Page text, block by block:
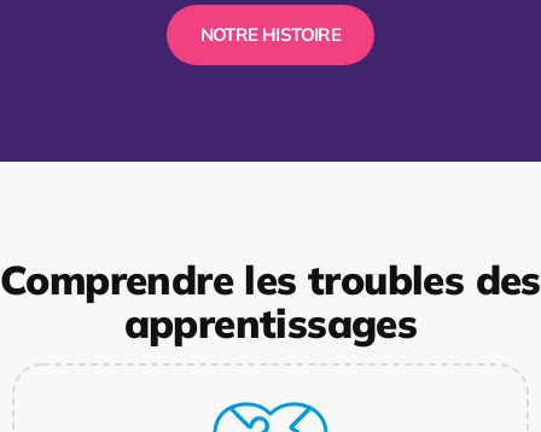
NOTRE HISTOIRE
Comprendre les troubles des
apprentissages